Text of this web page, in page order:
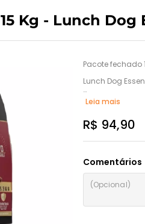
15 Kg - Lunch Dog
Pacote fechado
Lunch Dog
A Linha Lunch
Desenvolvida
Leia mais
R$ 94,90
Comentários